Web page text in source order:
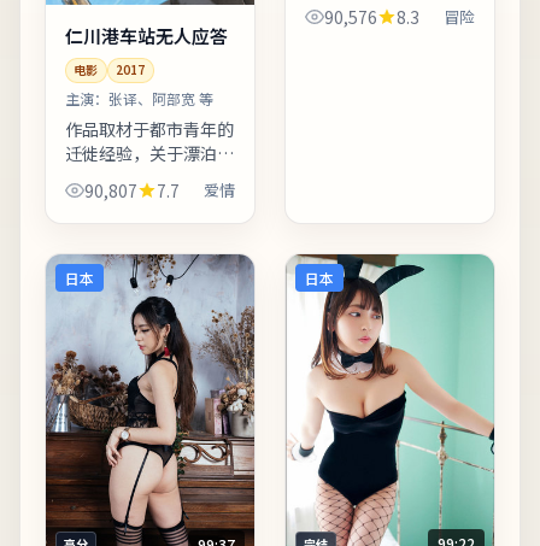
仁川港车站无人应答
电影 2017
主演： 张译、阿部宽 等
作品取材于都市青年的
迁徙经验，关于漂泊、
归属与自我和解。片中
插入少量纪录片式访谈
入感。友情提示：部分
镜头闪烁较快，光敏人
群请...
90,807 7.7 爱情
邀请知名作曲家操刀，
90,576 8.3 冒险
日本 日本